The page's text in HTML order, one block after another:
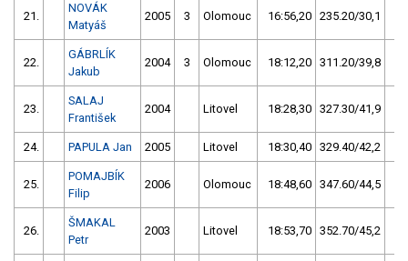
21.
NOVÁK
Matyáš
2005 3 Olomouc 16:56,20 235.20/30,1
22.
GÁBRLÍK
Jakub
2004 3 Olomouc 18:12,20 311.20/39,8
23.
SALAJ
František
2004 Litovel 18:28,30 327.30/41,9
24. PAPULA Jan 2005 Litovel 18:30,40 329.40/42,2
25.
POMAJBÍK
Filip
2006 Olomouc 18:48,60 347.60/44,5
26.
ŠMAKAL
Petr
2003 Litovel 18:53,70 352.70/45,2